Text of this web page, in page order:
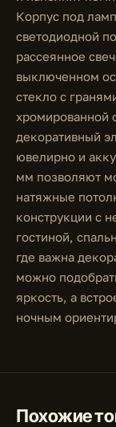
Корпус под
светодиодной
рассеянное
выключенном
стекло с
хромированной
декоративный
ювелирно и
мм позволяют
натяжные
конструкции с
гостиной,
где важна
можно
яркость, а
ночным
Похожие